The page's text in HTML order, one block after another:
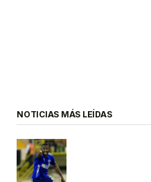
NOTICIAS MÁS LEÍDAS